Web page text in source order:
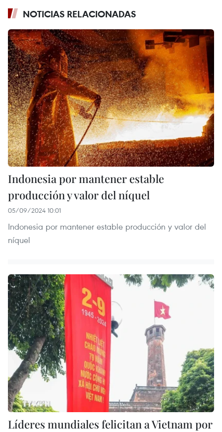
NOTICIAS RELACIONADAS
Indonesia por mantener estable
producción y valor del níquel
05/09/2024 10:01
Indonesia por mantener estable producción y valor del
níquel
Líderes mundiales felicitan a Vietnam por